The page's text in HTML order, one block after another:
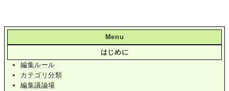
Menu
はじめに
編集ルール
カテゴリ分類
編集議論場